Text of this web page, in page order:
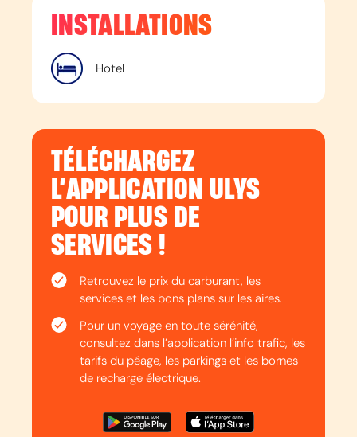
INSTALLATIONS
Hotel
TÉLÉCHARGEZ
L’APPLICATION ULYS
POUR PLUS DE
SERVICES !
Retrouvez le prix du carburant, les
services et les bons plans sur les aires.
Pour un voyage en toute sérénité,
consultez dans l’application l’info trafic, les
tarifs du péage, les parkings et les bornes
de recharge électrique.